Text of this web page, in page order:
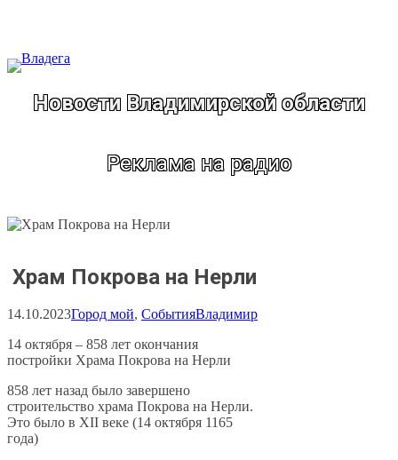
Новости Владимирской области
Реклама на радио
Храм Покрова на Нерли
14.10.2023Город мой, СобытияВладимир
14 октября – 858 лет окончания
постройки Храма Покрова на Нерли
858 лет назад было завершено
строительство храма Покрова на Нерли.
Это было в XII веке (14 октября 1165
года)